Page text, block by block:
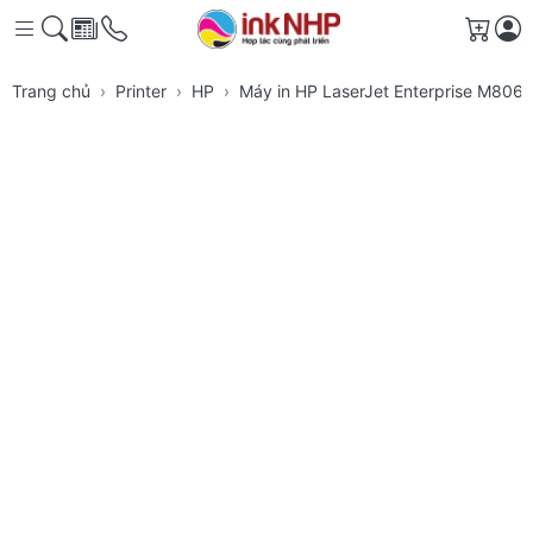
Giỏ
Trang chủ Printer HP Máy in HP LaserJet Enterprise